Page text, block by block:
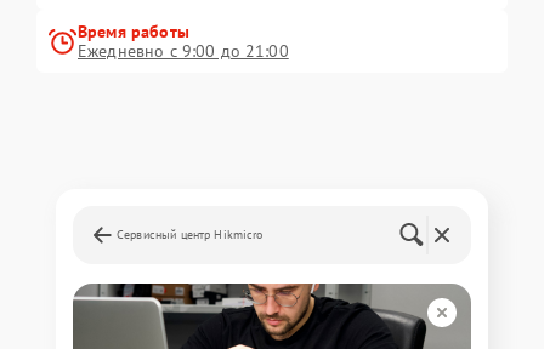
Время работы
Ежедневно с 9:00 до 21:00
Сервисный центр Hikmicro